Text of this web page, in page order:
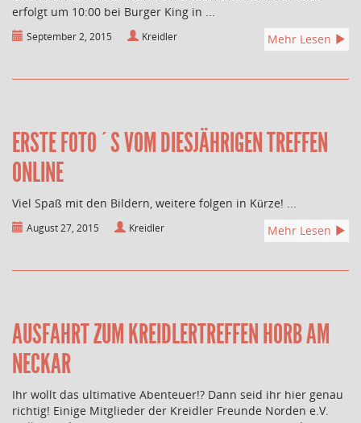
erfolgt um 10:00 bei Burger King in ...
September 2, 2015 Kreidler Mehr Lesen
ERSTE FOTO´S VOM DIESJÄHRIGEN TREFFEN
ONLINE
Viel Spaß mit den Bildern, weitere folgen in Kürze! ...
August 27, 2015 Kreidler Mehr Lesen
AUSFAHRT ZUM KREIDLERTREFFEN HORB AM
NECKAR
Ihr wollt das ultimative Abenteuer!? Dann seid ihr hier genau
richtig! Einige Mitglieder der Kreidler Freunde Norden e.V.